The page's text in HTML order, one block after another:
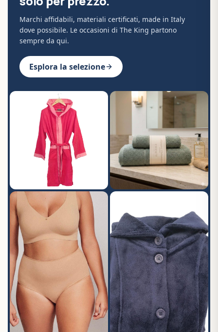
Marchi affidabili, materiali certificati, made in Italy
dove possibile. Le occasioni di The King partono
sempre da qui.
Esplora la selezione